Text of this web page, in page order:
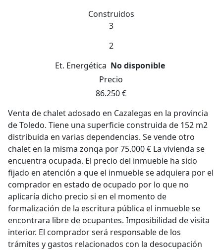
Construidos
3
2
Et. Energética No disponible
Precio
86.250 €
Venta de chalet adosado en Cazalegas en la provincia
de Toledo. Tiene una superficie construida de 152 m2
distribuida en varias dependencias. Se vende otro
chalet en la misma zonqa por 75.000 € La vivienda se
encuentra ocupada. El precio del inmueble ha sido
fijado en atención a que el inmueble se adquiera por el
comprador en estado de ocupado por lo que no
aplicaría dicho precio si en el momento de
formalización de la escritura pública el inmueble se
encontrara libre de ocupantes. Imposibilidad de visita
interior. El comprador será responsable de los
trámites y gastos relacionados con la desocupación